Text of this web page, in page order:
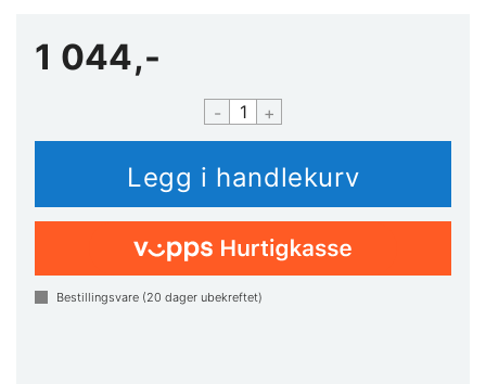
1 044,-
- +
Bestillingsvare (20 dager ubekreftet)